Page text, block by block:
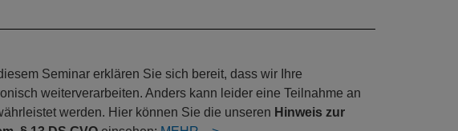
Seminar erklären Sie sich bereit, dass wir Ihre
weiterverarbeiten. Anders kann leider eine Teilnahme an
werden. Hier können Sie die unseren Hinweis zur